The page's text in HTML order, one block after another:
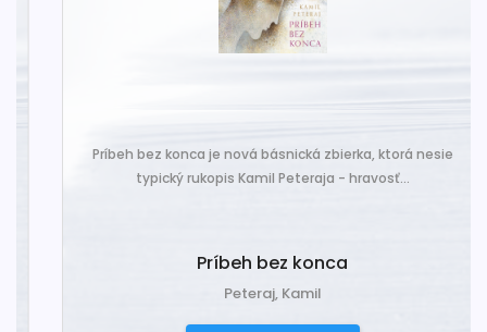
Príbeh bez konca je nová básnická zbierka, ktorá nesie
typický rukopis Kamil Peteraja - hravosť...
Príbeh bez konca
Peteraj, Kamil